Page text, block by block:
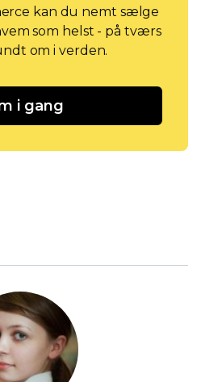
kan du nemt sælge
som helst - på tværs
om i verden.
i gang